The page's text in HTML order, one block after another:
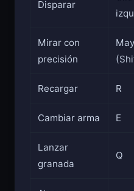
Disparar
Mirar con
precisión
Recargar R
Cambiar arma E
Lanzar
granada
Q